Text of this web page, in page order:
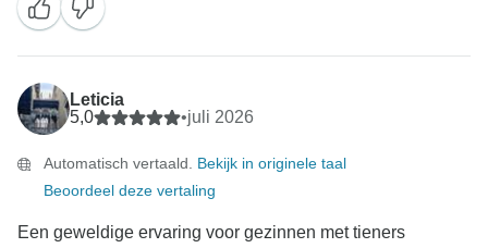
Leticia
5,0
•juli 2026
Automatisch vertaald. Bekijk in originele taal
Beoordeel deze vertaling
Een geweldige ervaring voor gezinnen met tieners